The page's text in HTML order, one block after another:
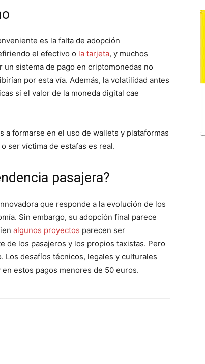
es la falta de adopción
el efectivo o la tarjeta, y muchos
sistema de pago en criptomonedas no
por esta vía. Además, la volatilidad antes
si el valor de la moneda digital cae
formarse en el uso de wallets y plataformas
ser víctima de estafas es real.
pasajera?
que responde a la evolución de los
Sin embargo, su adopción final parece
algunos proyectos parecen ser
de los pasajeros y los propios taxistas. Pero
Los desafíos técnicos, legales y culturales
estos pagos menores de 50 euros.